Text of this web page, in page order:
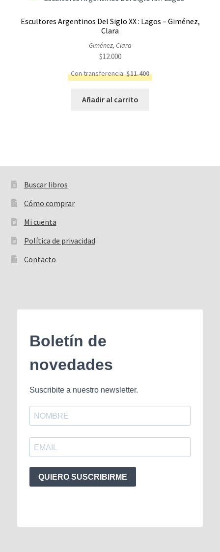
Escultores Argentinos Del Siglo XX : Lagos – Giménez,
Clara
Giménez, Clara
$12.000
Con transferencia:$11.400
Añadir al carrito
Buscar libros
Buscar:
Cómo comprar
Mi cuenta
Política de privacidad
Contacto
Boletín de
novedades
Suscribite a nuestro newsletter.
QUIERO SUSCRIBIRME